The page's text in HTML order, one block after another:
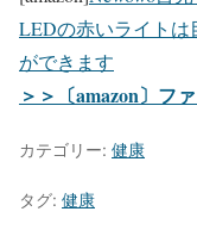
LEDの赤いライトは
ができます
＞＞〔amazon〕フ
カテゴリー: 健康
タグ: 健康